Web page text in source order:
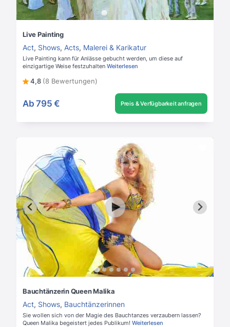
Live Painting
Act, Shows, Acts, Malerei & Karikatur
Live Painting kann für Anlässe gebucht werden, um diese auf
einzigartige Weise festzuhalten Weiterlesen
4,8 (8 Bewertungen)
Ab 795 € Preis & Verfügbarkeit anfragen
Bauchtänzerin Queen Malika
Act, Shows, Bauchtänzerinnen
Sie wollen sich von der Magie des Bauchtanzes verzaubern lassen?
Queen Malika begeistert jedes Publikum! Weiterlesen